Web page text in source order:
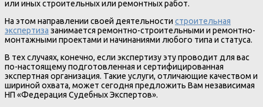
или иных строительных или ремонтных работ.
На этом направлении своей деятельности строительная
экспертиза занимается ремонтно-строительными и ремонтно-
монтажными проектами и начинаниями любого типа и статуса.
В тех случаях, конечно, если экспертизу эту проводит для вас
по-настоящему подготовленная и сертифицированная
экспертная организация. Такие услуги, отличающие качеством и
шириной охвата, может сегодня предложить Вам независимая
НП «Федерация Судебных Экспертов».